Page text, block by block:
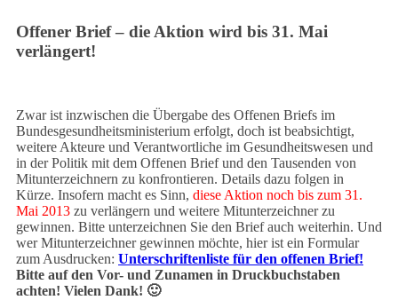
Offener Brief – die Aktion wird bis 31. Mai
verlängert!
Zwar ist inzwischen die Übergabe des Offenen Briefs im
Bundesgesundheitsministerium erfolgt, doch ist beabsichtigt,
weitere Akteure und Verantwortliche im Gesundheitswesen und
in der Politik mit dem Offenen Brief und den Tausenden von
Mitunterzeichnern zu konfrontieren. Details dazu folgen in
Kürze. Insofern macht es Sinn, diese Aktion noch bis zum 31.
Mai 2013 zu verlängern und weitere Mitunterzeichner zu
gewinnen. Bitte unterzeichnen Sie den Brief auch weiterhin. Und
wer Mitunterzeichner gewinnen möchte, hier ist ein Formular
zum Ausdrucken: Unterschriftenliste für den offenen Brief!
Bitte auf den Vor- und Zunamen in Druckbuchstaben
achten! Vielen Dank! 🙂